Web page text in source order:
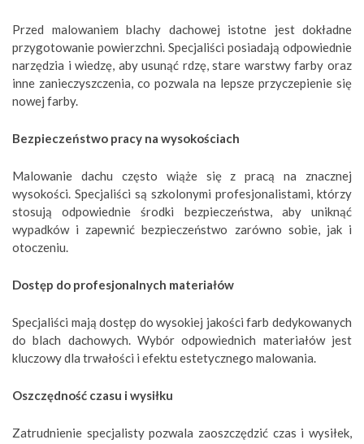
Przed malowaniem blachy dachowej istotne jest dokładne
przygotowanie powierzchni. Specjaliści posiadają odpowiednie
narzędzia i wiedzę, aby usunąć rdzę, stare warstwy farby oraz
inne zanieczyszczenia, co pozwala na lepsze przyczepienie się
nowej farby.
Bezpieczeństwo pracy na wysokościach
Malowanie dachu często wiąże się z pracą na znacznej
wysokości. Specjaliści są szkolonymi profesjonalistami, którzy
stosują odpowiednie środki bezpieczeństwa, aby uniknąć
wypadków i zapewnić bezpieczeństwo zarówno sobie, jak i
otoczeniu.
Dostęp do profesjonalnych materiałów
Specjaliści mają dostęp do wysokiej jakości farb dedykowanych
do blach dachowych. Wybór odpowiednich materiałów jest
kluczowy dla trwałości i efektu estetycznego malowania.
Oszczędność czasu i wysiłku
Zatrudnienie specjalisty pozwala zaoszczędzić czas i wysiłek,